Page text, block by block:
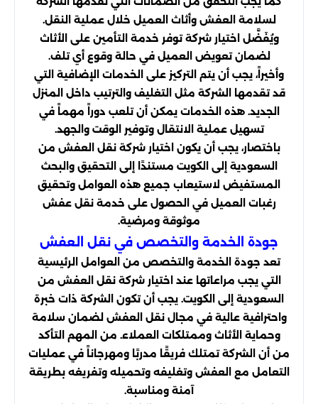
لسلامة العفش وأثاث العميل خلال عملية النقل.
ويُفَضَّل اختيار شركة توفر خدمة التأمين على الأثاث
لضمان تعويض العميل في حالة وقوع أي تلف.
وأخيراً، يجب أن يتم التركيز على الخدمات الإضافية التي
قد تقدمها الشركة مثل التغليف والترتيب داخل المنزل
الجديد. هذه الخدمات يمكن أن تلعب دوراً مهماً في
تسهيل عملية الانتقال وتوفير الوقت والجهد.
باختصار، يجب أن يكون اختيار شركة نقل العفش من
السعودية إلى الكويت مستندًا إلى التحقيق والبحث
المستفيض لاستيعاب جميع هذه العوامل وتحقيق
رغبات العميل في الحصول على خدمة نقل عفش
موثوقة ومرضية.
جودة الخدمة والتخصص في نقل العفش
تعد جودة الخدمة والتخصص من العوامل الرئيسية
التي يجب مراعاتها عند اختيار شركة نقل العفش من
السعودية إلى الكويت. يجب أن تكون الشركة ذات خبرة
واحترافية عالية في مجال نقل العفش لضمان سلامة
وحماية الأثاث وممتلكات العملاء. من المهم التأكد
من أن الشركة تمتلك فريقًا مدربًا ومهرجاناً في عمليات
التعامل مع العفش وتغليفه وتحميله وتفريغه بطريقة
آمنة ومناسبة.